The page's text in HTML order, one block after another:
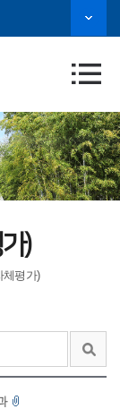
)
체평가)